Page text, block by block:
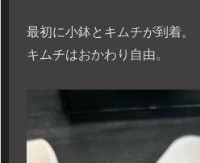
最初に小鉢とキムチが到着。
キムチはおかわり自由。